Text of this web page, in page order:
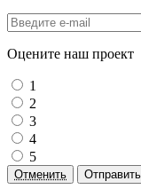
Оцените наш проект
1
2
3
4
5
Отменить Отправить